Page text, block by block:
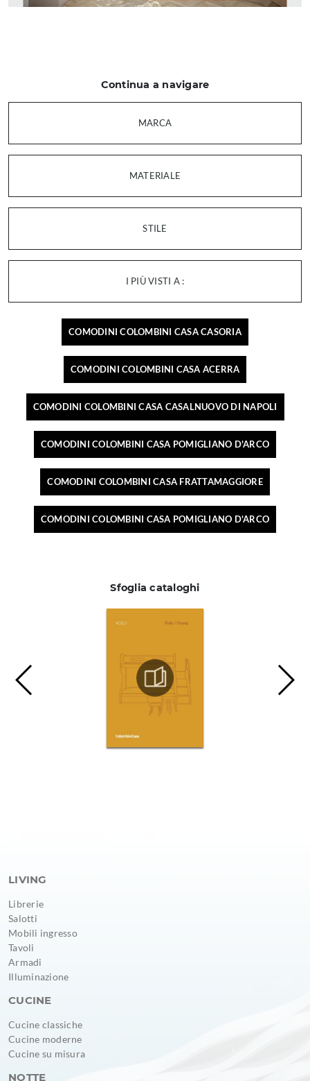
Continua a navigare
MARCA
MATERIALE
STILE
I PIÙ VISTI A :
COMODINI COLOMBINI CASA CASORIA
COMODINI COLOMBINI CASA ACERRA
COMODINI COLOMBINI CASA CASALNUOVO DI NAPOLI
COMODINI COLOMBINI CASA POMIGLIANO D'ARCO
COMODINI COLOMBINI CASA FRATTAMAGGIORE
COMODINI COLOMBINI CASA POMIGLIANO D'ARCO
Sfoglia cataloghi
LIVING
Librerie
Salotti
Mobili ingresso
Tavoli
Armadi
Illuminazione
CUCINE
Cucine classiche
Cucine moderne
Cucine su misura
NOTTE